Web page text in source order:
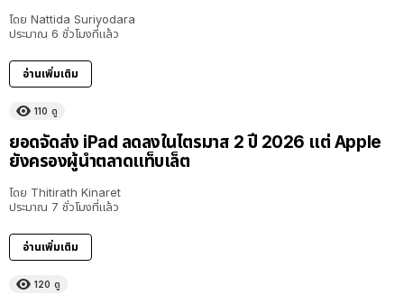
โดย Nattida Suriyodara
ประมาณ 6 ชั่วโมงที่แล้ว
อ่านเพิ่มเติม
110 ดู
ยอดจัดส่ง iPad ลดลงในไตรมาส 2 ปี 2026 แต่ Apple
ยังครองผู้นำตลาดแท็บเล็ต
โดย Thitirath Kinaret
ประมาณ 7 ชั่วโมงที่แล้ว
อ่านเพิ่มเติม
120 ดู